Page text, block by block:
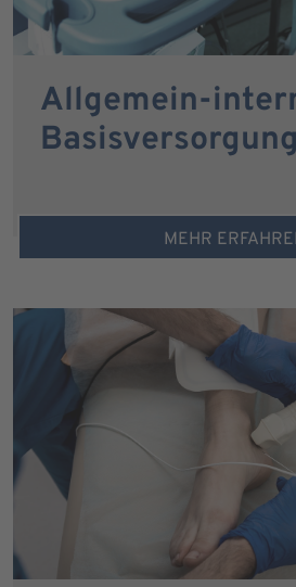
Allgemein-
Basisversorgung
MEHR